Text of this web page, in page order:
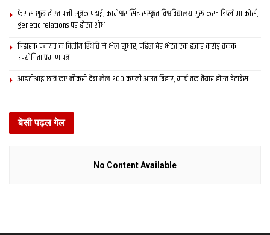
फेर स शुरू होएत पंजी सूत्रक पढाई, कामेश्वर सिंह संस्कृत विश्वविद्यालय शुरू करत डिप्लोमा कोर्स,
genetic relations पर होएत शोध
बिहारक पंचायत क वित्‍तीय स्थिति मे भेल सुधार, पहिल बेर भेटत एक हजार करोड़ तकक
उपयोगिता प्रमाण पत्र
आइटीआइ छात्र कए नौकरी देबा लेल 200 कंपनी आउत बिहार, मार्च तक तैयार होएत डेटाबेस
बेसी पढ़ल गेल
No Content Available